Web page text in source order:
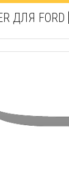
ДЛЯ FORD